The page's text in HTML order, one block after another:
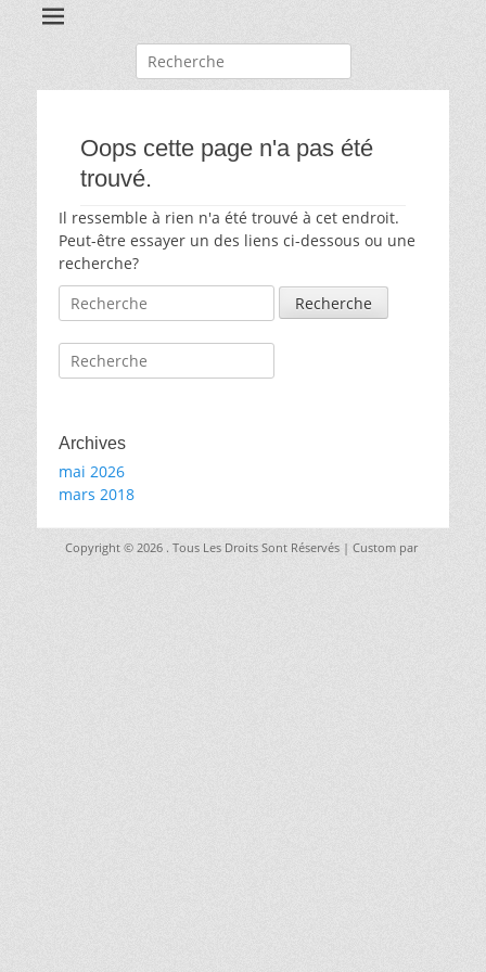
Recherche
pour:
Oops cette page n'a pas été
trouvé.
Il ressemble à rien n'a été trouvé à cet endroit.
Peut-être essayer un des liens ci-dessous ou une
recherche?
Recherche
pour:
Recherche
pour:
Archives
mai 2026
mars 2018
Copyright © 2026 . Tous Les Droits Sont Réservés | Custom par